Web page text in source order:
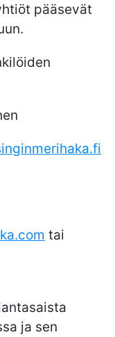
pääsevät
tai
ja sen